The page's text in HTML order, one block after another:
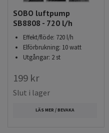
SOBO luftpump
SB8808 - 720 l/h
Effekt/flöde: 720 l/h
Elförbrukning: 10 watt
Utgångar: 2 st
199 kr
Slut i lager
LÄS MER / BEVAKA